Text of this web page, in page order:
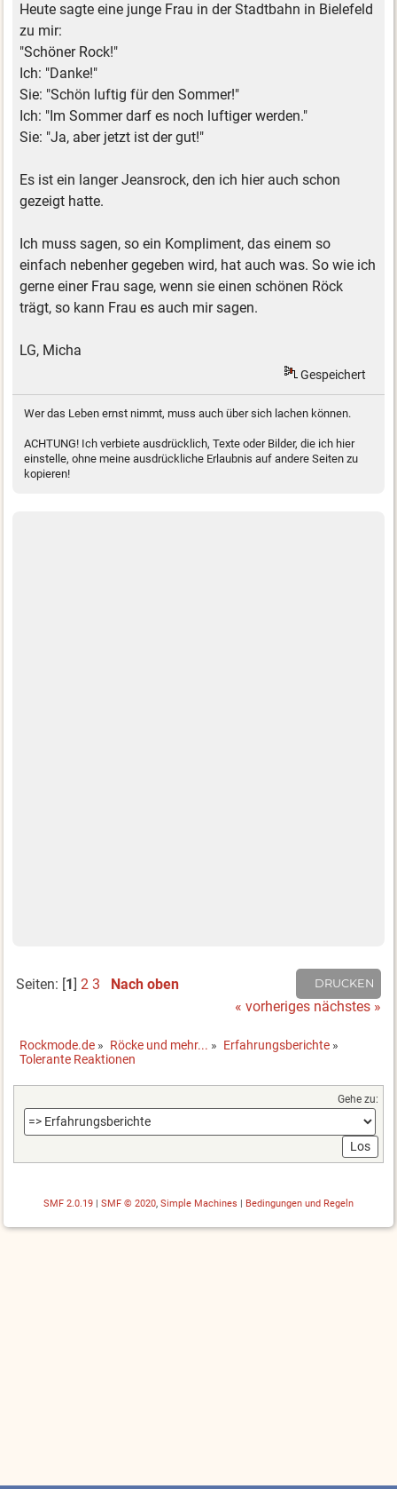
Heute sagte eine junge Frau in der Stadtbahn in Bielefeld
zu mir:
"Schöner Rock!"
Ich: "Danke!"
Sie: "Schön luftig für den Sommer!"
Ich: "Im Sommer darf es noch luftiger werden."
Sie: "Ja, aber jetzt ist der gut!"
Es ist ein langer Jeansrock, den ich hier auch schon
gezeigt hatte.
Ich muss sagen, so ein Kompliment, das einem so
einfach nebenher gegeben wird, hat auch was. So wie ich
gerne einer Frau sage, wenn sie einen schönen Röck
trägt, so kann Frau es auch mir sagen.
LG, Micha
Gespeichert
Wer das Leben ernst nimmt, muss auch über sich lachen können.
ACHTUNG! Ich verbiete ausdrücklich, Texte oder Bilder, die ich hier
einstelle, ohne meine ausdrückliche Erlaubnis auf andere Seiten zu
kopieren!
DRUCKEN
Seiten: [1] 2 3
Nach oben
« vorheriges nächstes »
Rockmode.de » Röcke und mehr... » Erfahrungsberichte »
Tolerante Reaktionen
Gehe zu:
SMF 2.0.19 | SMF © 2020, Simple Machines | Bedingungen und Regeln